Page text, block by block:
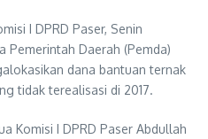
I DPRD Paser, Senin
Pemerintah Daerah (Pemda)
dana bantuan ternak
tidak terealisasi di 2017.
Komisi I DPRD Paser Abdullah